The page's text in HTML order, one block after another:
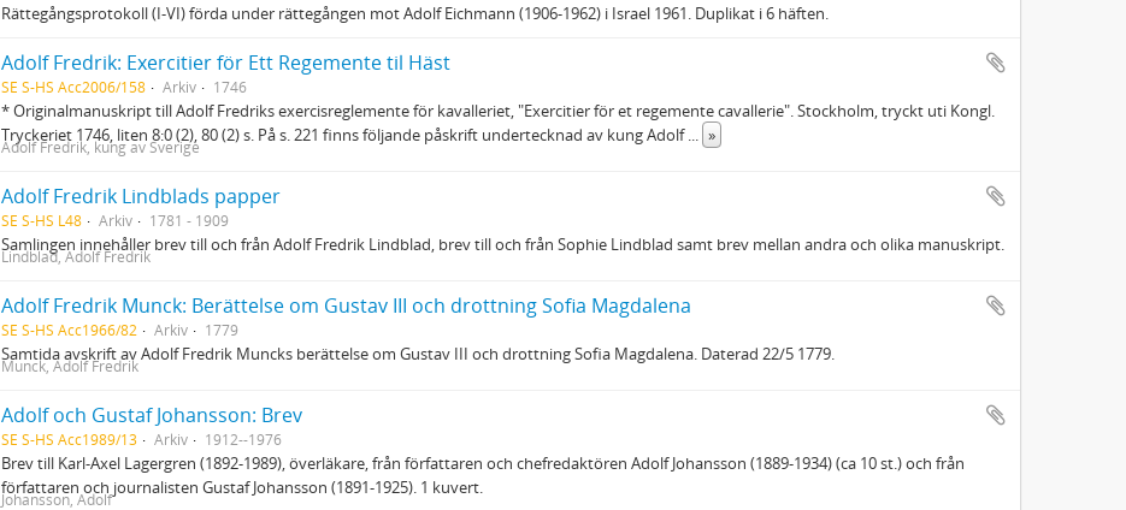
Rättegångsprotokoll (I-VI) förda under rättegången mot Adolf Eichmann (1906-1962) i Israel 1961. Duplikat i 6 häften.
Adolf Fredrik: Exercitier för Ett Regemente til Häst
SE S-HS Acc2006/158 Arkiv 1746
* Originalmanuskript till Adolf Fredriks exercisreglemente för kavalleriet, "Exercitier för et regemente cavallerie". Stockholm, tryckt uti Kongl.
Tryckeriet 1746, liten 8:0 (2), 80 (2) s. På s. 221 finns följande påskrift undertecknad av kung Adolf
»
Adolf Fredrik, kung av Sverige
Adolf Fredrik Lindblads papper
SE S-HS L48 Arkiv 1781 - 1909
Samlingen innehåller brev till och från Adolf Fredrik Lindblad, brev till och från Sophie Lindblad samt brev mellan andra och olika manuskript.
Lindblad, Adolf Fredrik
Adolf Fredrik Munck: Berättelse om Gustav III och drottning Sofia Magdalena
SE S-HS Acc1966/82 Arkiv 1779
Samtida avskrift av Adolf Fredrik Muncks berättelse om Gustav III och drottning Sofia Magdalena. Daterad 22/5 1779.
Munck, Adolf Fredrik
Adolf och Gustaf Johansson: Brev
SE S-HS Acc1989/13 Arkiv 1912--1976
Brev till Karl-Axel Lagergren (1892-1989), överläkare, från författaren och chefredaktören Adolf Johansson (1889-1934) (ca 10 st.) och från
författaren och journalisten Gustaf Johansson (1891-1925). 1 kuvert.
Johansson, Adolf